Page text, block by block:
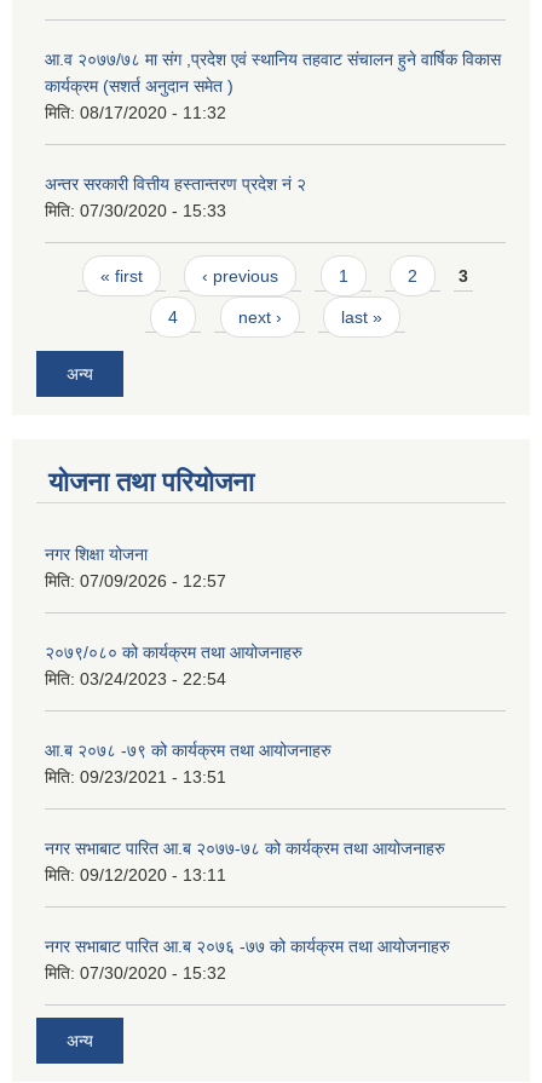
आ.व २०७७/७८ मा संग ,प्रदेश एवं स्थानिय तहवाट संचालन हुने वार्षिक विकास
कार्यक्रम (सशर्त अनुदान समेत )
मिति: 08/17/2020 - 11:32
अन्तर सरकारी वित्तीय हस्तान्तरण प्रदेश नं २
मिति: 07/30/2020 - 15:33
Pages
« first ‹ previous 1 2 3
4 next › last »
अन्य
योजना तथा परियोजना
नगर शिक्षा योजना
मिति: 07/09/2026 - 12:57
२०७९/०८० को कार्यक्रम तथा आयोजनाहरु
मिति: 03/24/2023 - 22:54
आ.ब २०७८ -७९ को कार्यक्रम तथा आयोजनाहरु
मिति: 09/23/2021 - 13:51
नगर सभाबाट पारित आ.ब २०७७-७८ को कार्यक्रम तथा आयोजनाहरु
मिति: 09/12/2020 - 13:11
नगर सभाबाट पारित आ.ब २०७६ -७७ को कार्यक्रम तथा आयोजनाहरु
मिति: 07/30/2020 - 15:32
अन्य